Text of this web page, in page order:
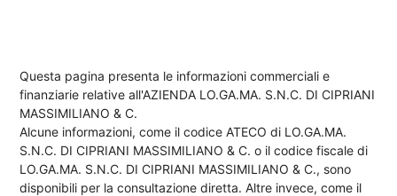
Questa pagina presenta le informazioni commerciali e
finanziarie relative all'AZIENDA LO.GA.MA. S.N.C. DI CIPRIANI
MASSIMILIANO & C.
Alcune informazioni, come il codice ATECO di LO.GA.MA.
S.N.C. DI CIPRIANI MASSIMILIANO & C. o il codice fiscale di
LO.GA.MA. S.N.C. DI CIPRIANI MASSIMILIANO & C., sono
disponibili per la consultazione diretta. Altre invece, come il